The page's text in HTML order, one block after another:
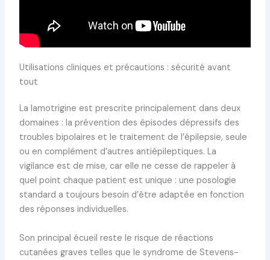
Utilisations cliniques et précautions : sécurité avant
tout
La lamotrigine est prescrite principalement dans deux
domaines : la prévention des épisodes dépressifs des
troubles bipolaires et le traitement de l’épilepsie, seule
ou en complément d’autres antiépileptiques. La
vigilance est de mise, car elle ne cesse de rappeler à
quel point chaque patient est unique : une posologie
standard a toujours besoin d’être adaptée en fonction
des réponses individuelles.
Son principal écueil reste le risque de réactions
cutanées graves telles que le syndrome de Stevens-